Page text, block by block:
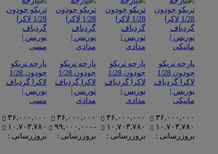
پارچه تریکو
جودون 1/28
لاکرا گردباف
نوریس |
ماتیکی
۳۶,۰۰۰,۰۰۰
۱۰,۷۰۳,۷۸۰
بروزرسانی :
پارچه تریکو
جودون 1/28
لاکرا گردباف
نوریس |
مدادی
۳۶,۰۰۰,۰۰۰
۱۰,۷۰۳,۷۸۰
بروزرسانی :
پارچه تریکو
جودون 1/28
لاکرا گردباف
نوریس |
مدادی
۳۶,۰۰۰,۰۰۰
-۹۹,۰۰۰,۰۰۰
بروزرسانی :
پارچه تریکو
جودون 1/28
لاکرا گردباف
نوریس |
مسی
۳۶,۰۰۰,۰۰۰
۱۰,۷۰۳,۷۸۰
بروزرسانی :